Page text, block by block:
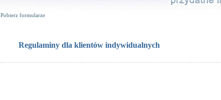
Pobierz formularze
Regulaminy dla klientów indywidualnych